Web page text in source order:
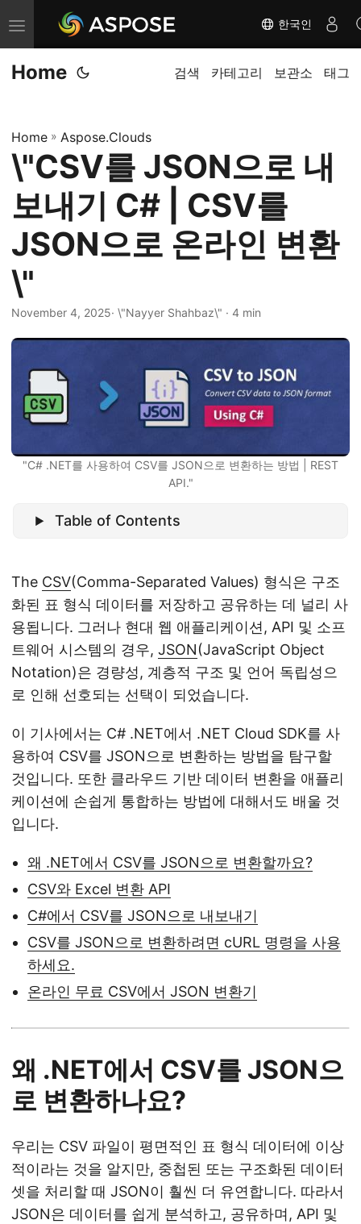
내
비
게
전
환
한국인
Home 검색 카테고리 보관소 태그
Home » Aspose.Clouds
\"CSV를 JSON으로 내
보내기 C# | CSV를
JSON으로 온라인 변환
\"
November 4, 2025· \"Nayyer Shahbaz\" · 4 min
"C# .NET를 사용하여 CSV를 JSON으로 변환하는 방법 | REST
API."
Table of Contents
The CSV(Comma-Separated Values) 형식은 구조
화된 표 형식 데이터를 저장하고 공유하는 데 널리 사
용됩니다. 그러나 현대 웹 애플리케이션, API 및 소프
트웨어 시스템의 경우, JSON(JavaScript Object
Notation)은 경량성, 계층적 구조 및 언어 독립성으
로 인해 선호되는 선택이 되었습니다.
이 기사에서는 C# .NET에서 .NET Cloud SDK를 사
용하여 CSV를 JSON으로 변환하는 방법을 탐구할
것입니다. 또한 클라우드 기반 데이터 변환을 애플리
케이션에 손쉽게 통합하는 방법에 대해서도 배울 것
입니다.
왜 .NET에서 CSV를 JSON으로 변환할까요?
CSV와 Excel 변환 API
C#에서 CSV를 JSON으로 내보내기
CSV를 JSON으로 변환하려면 cURL 명령을 사용
하세요.
온라인 무료 CSV에서 JSON 변환기
왜 .NET에서 CSV를 JSON으
로 변환하나요?
우리는 CSV 파일이 평면적인 표 형식 데이터에 이상
적이라는 것을 알지만, 중첩된 또는 구조화된 데이터
셋을 처리할 때 JSON이 훨씬 더 유연합니다. 따라서
JSON은 데이터를 쉽게 분석하고, 공유하며, API 및